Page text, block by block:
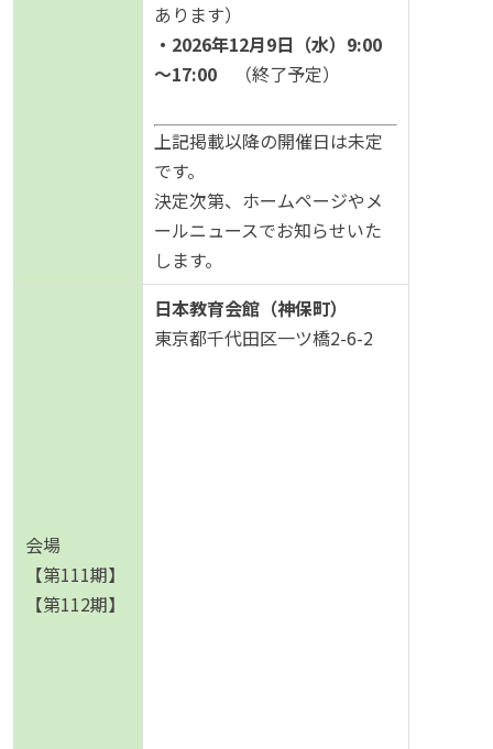
あります）
・2026年12月9日（水）9:00
～17:00 （終了予定）
上記掲載以降の開催日は未定
です。
決定次第、ホームページやメ
ールニュースでお知らせいた
します。
会場
【第111期】
【第112期】
日本教育会館（神保町）
東京都千代田区一ツ橋2-6-2